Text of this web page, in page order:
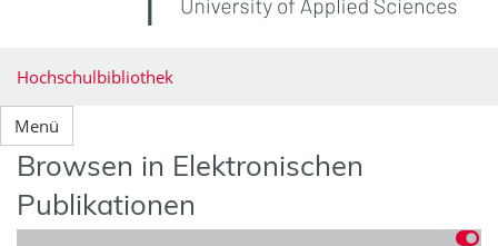
Hochschulbibliothek
Menü
Browsen in Elektronischen
Publikationen